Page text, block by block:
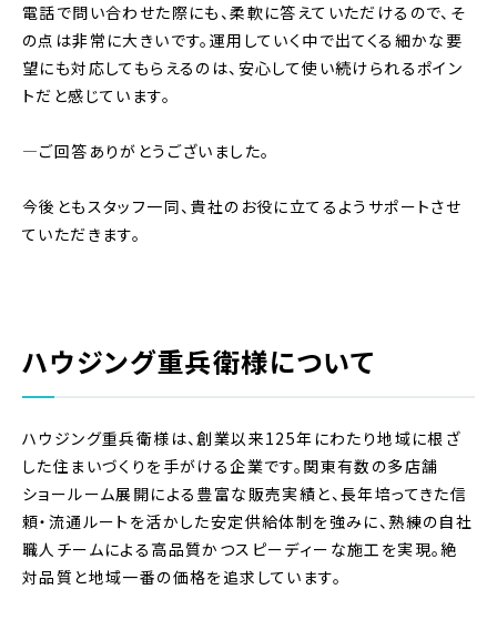
電話で問い合わせた際にも、柔軟に答えていただけるので、そ
の点は非常に大きいです。運用していく中で出てくる細かな要
望にも対応してもらえるのは、安心して使い続けられるポイン
トだと感じています。
―ご回答ありがとうございました。
今後ともスタッフ一同、貴社のお役に立てるようサポートさせ
ていただきます。
ハウジング重兵衛様について
ハウジング重兵衛様は、創業以来125年にわたり地域に根ざ
した住まいづくりを手がける企業です。関東有数の多店舗
ショールーム展開による豊富な販売実績と、長年培ってきた信
頼・流通ルートを活かした安定供給体制を強みに、熟練の自社
職人チームによる高品質かつスピーディーな施工を実現。絶
対品質と地域一番の価格を追求しています。